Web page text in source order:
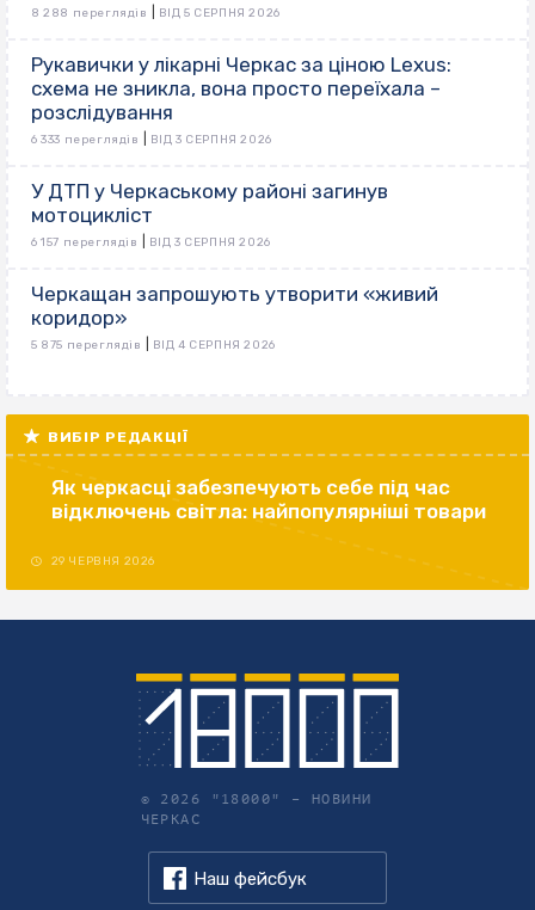
8 288 переглядів ВІД 5 СЕРПНЯ 2026
Рукавички у лікарні Черкас за ціною Lexus:
схема не зникла, вона просто переїхала –
розслідування
6 333 переглядів ВІД 3 СЕРПНЯ 2026
У ДТП у Черкаському районі загинув
мотоцикліст
6 157 переглядів ВІД 3 СЕРПНЯ 2026
Черкащан запрошують утворити «живий
коридор»
5 875 переглядів ВІД 4 СЕРПНЯ 2026
ВИБІР РЕДАКЦІЇ
Як черкасці забезпечують себе під час
відключень світла: найпопулярніші товари
29 ЧЕРВНЯ 2026
© 2026 "18000" – НОВИНИ
ЧЕРКАС
Наш фейсбук